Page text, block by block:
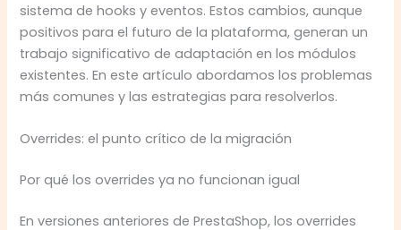
sistema de hooks y eventos. Estos cambios, aunque
positivos para el futuro de la plataforma, generan un
trabajo significativo de adaptación en los módulos
existentes. En este artículo abordamos los problemas
más comunes y las estrategias para resolverlos.
Overrides: el punto crítico de la migración
Por qué los overrides ya no funcionan igual
En versiones anteriores de PrestaShop, los overrides